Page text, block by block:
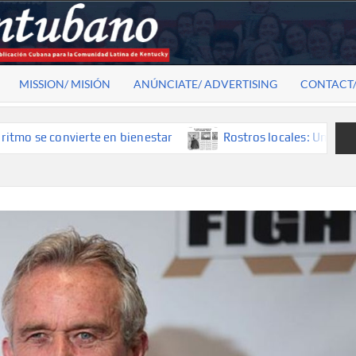
MISSION/ MISIÓN ANÚNCIATE/ ADVERTISING
en bienestar Rostros locales: Una mirada que